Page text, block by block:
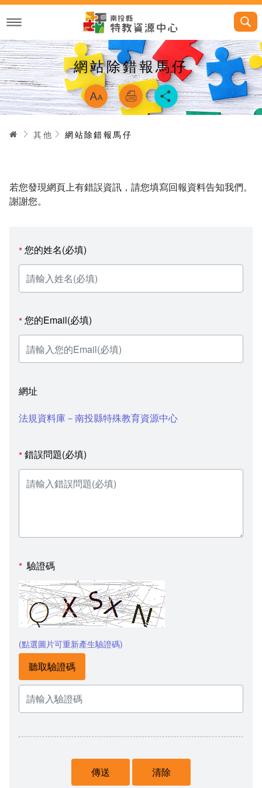
跳
主
內
容
網站除錯報馬仔 略過字型切換
首頁其他 網站除錯報馬仔
若您發現網頁上有錯誤資訊，請您填寫回報資料告知我們。
謝謝您。
*您的姓名(必填)
*您的Email(必填)
網址
法規資料庫－南投縣特殊教育資源中心
*錯誤問題(必填)
* 驗證碼
(點選圖片可重新產生驗證碼)
聽取驗證碼